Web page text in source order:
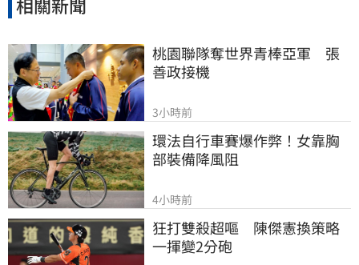
桃園聯隊奪世界青棒亞軍　張
善政接機
3小時前
環法自行車賽爆作弊！女靠胸
部裝備降風阻
4小時前
狂打雙殺超嘔　陳傑憲換策略
一揮變2分砲